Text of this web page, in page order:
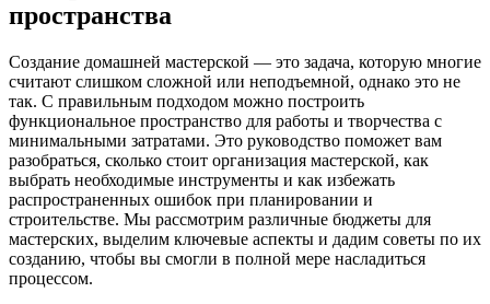
пространства
Создание домашней мастерской — это задача, которую многие
считают слишком сложной или неподъемной, однако это не
так. С правильным подходом можно построить
функциональное пространство для работы и творчества с
минимальными затратами. Это руководство поможет вам
разобраться, сколько стоит организация мастерской, как
выбрать необходимые инструменты и как избежать
распространенных ошибок при планировании и
строительстве. Мы рассмотрим различные бюджеты для
мастерских, выделим ключевые аспекты и дадим советы по их
созданию, чтобы вы смогли в полной мере насладиться
процессом.